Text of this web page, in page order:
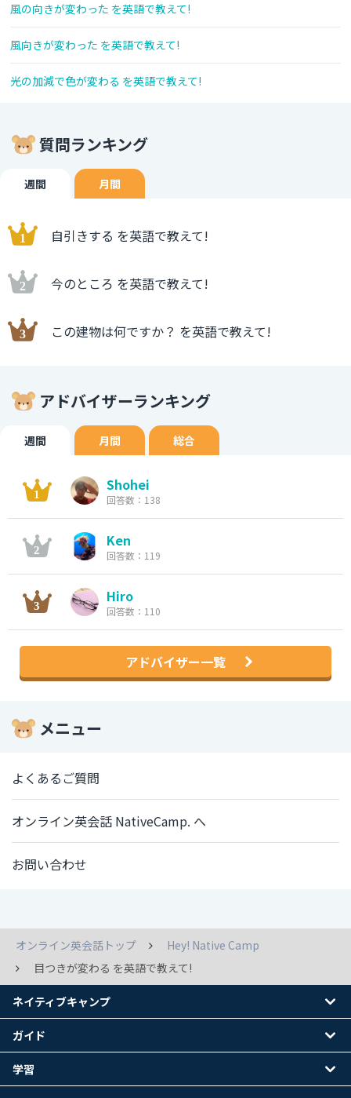
風の向きが変わった を英語で教えて!
風向きが変わった を英語で教えて!
光の加減で色が変わる を英語で教えて!
質問ランキング
週間 月間
自引きする を英語で教えて!
今のところ を英語で教えて!
この建物は何ですか？ を英語で教えて!
アドバイザーランキング
週間 月間 総合
Shohei
回答数：138
Ken
回答数：119
Hiro
回答数：110
アドバイザー一覧
メニュー
よくあるご質問
オンライン英会話 NativeCamp. へ
お問い合わせ
オンライン英会話トップ
Hey! Native Camp
目つきが変わる を英語で教えて!
ネイティブキャンプ
ガイド
学習